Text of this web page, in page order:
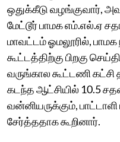
ஒதுக்கீடு வழங்குவார்,
மேட்டூர் பாமக எம்.எல்.ஏ
மாவட்டம் ஓமலூரில்,
கூட்டத்திற்கு பிறகு
வருங்கால கூட்டணி கட்சி
கடந்த ஆட்சியில் 10.5
வன்னியருக்கும்,
சேர்த்ததாக கூறினார்.